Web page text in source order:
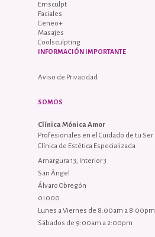
Emsculpt
Faciales
Geneo+
Masajes
Coolsculpting
INFORMACIÓN IMPORTANTE
Aviso de Privacidad
SOMOS
Clínica Mónica Amor
Profesionales en el Cuidado de tu Ser
Clínica de Estética Especializada
Amargura 13, Interior 3
San Ángel
Álvaro Obregón
01000
Lunes a Viernes de 8:00am a 8:00pm
Sábados de 9:00am a 2:00pm